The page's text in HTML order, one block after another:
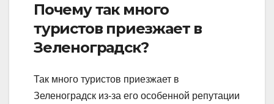
Почему так много
туристов приезжает в
Зеленоградск?
Так много туристов приезжает в
Зеленоградск из-за его особенной репутации